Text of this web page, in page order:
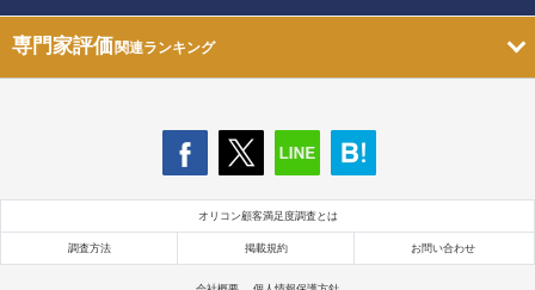
専門家評価関連ランキング
オリコン顧客満足度調査とは
調査方法 掲載規約 お問い合わせ